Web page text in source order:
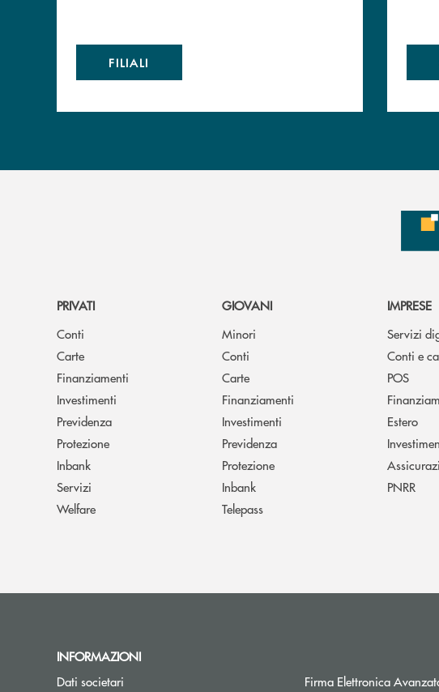
FILIALI
PRIVATI
Conti
Carte
Finanziamenti
Investimenti
Previdenza
Protezione
Inbank
Servizi
Welfare
GIOVANI
Minori
Conti
Carte
Finanziamenti
Investimenti
Previdenza
Protezione
Inbank
Telepass
IMPRESE
Servizi
Conti e
POS
Estero
PNRR
INFORMAZIONI
Dati societari
Firma Elettronica